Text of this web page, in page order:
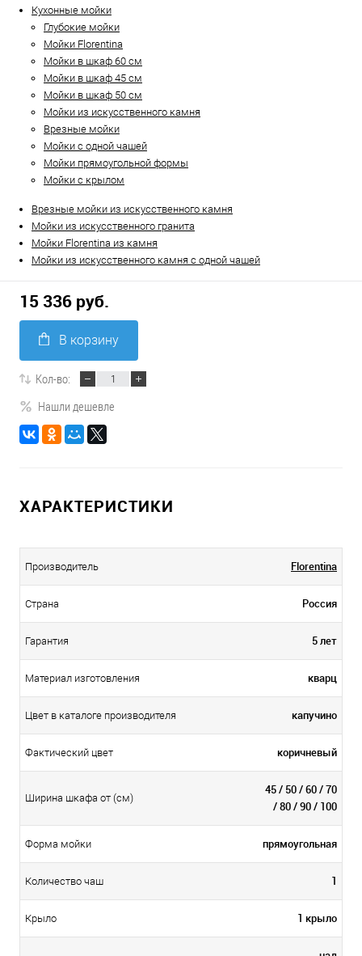
Кухонные мойки
Глубокие мойки
Мойки Florentina
Мойки в шкаф 60 см
Мойки в шкаф 45 см
Мойки в шкаф 50 см
Мойки из искусственного камня
Врезные мойки
Мойки с одной чашей
Мойки прямоугольной формы
Мойки с крылом
Врезные мойки из искусственного камня
Мойки из искусственного гранита
Мойки Florentina из камня
Мойки из искусственного камня с одной чашей
15 336 руб.
В корзину
Кол-во:
Нашли дешевле
ХАРАКТЕРИСТИКИ
Производитель Florentina
Страна Россия
Гарантия 5 лет
Материал изготовления кварц
Цвет в каталоге производителя капучино
Фактический цвет коричневый
Ширина шкафа от (см)
45 / 50 / 60 / 70
/ 80 / 90 / 100
Форма мойки прямоугольная
Количество чаш 1
Крыло 1 крыло